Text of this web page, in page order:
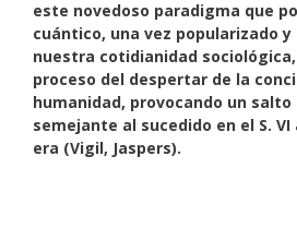
este novedoso paradigma que
cuántico, una vez popularizado
nuestra cotidianidad
proceso del despertar de la
humanidad, provocando un
semejante al sucedido en el S.
era (Vigil, Jaspers).